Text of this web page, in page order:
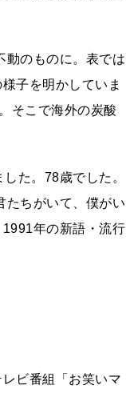
動のものに。表では
子を明かしていま
そこで海外の炭酸
た。78歳でした。
たちがいて、僕がい
年の新語・流行
ビ番組「お笑いマ